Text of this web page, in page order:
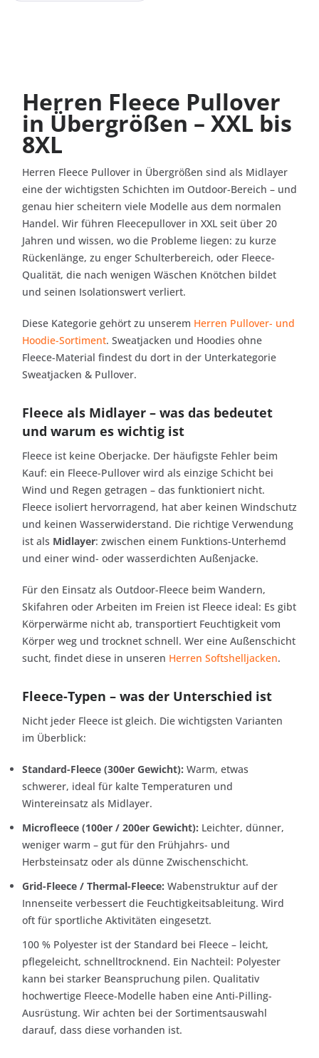
Herren Fleece Pullover
in Übergrößen – XXL bis
8XL
Herren Fleece Pullover in Übergrößen sind als Midlayer
eine der wichtigsten Schichten im Outdoor-Bereich – und
genau hier scheitern viele Modelle aus dem normalen
Handel. Wir führen Fleecepullover in XXL seit über 20
Jahren und wissen, wo die Probleme liegen: zu kurze
Rückenlänge, zu enger Schulterbereich, oder Fleece-
Qualität, die nach wenigen Wäschen Knötchen bildet
und seinen Isolationswert verliert.
Diese Kategorie gehört zu unserem Herren Pullover- und
Hoodie-Sortiment. Sweatjacken und Hoodies ohne
Fleece-Material findest du dort in der Unterkategorie
Sweatjacken & Pullover.
Fleece als Midlayer – was das bedeutet
und warum es wichtig ist
Fleece ist keine Oberjacke. Der häufigste Fehler beim
Kauf: ein Fleece-Pullover wird als einzige Schicht bei
Wind und Regen getragen – das funktioniert nicht.
Fleece isoliert hervorragend, hat aber keinen Windschutz
und keinen Wasserwiderstand. Die richtige Verwendung
ist als Midlayer: zwischen einem Funktions-Unterhemd
und einer wind- oder wasserdichten Außenjacke.
Für den Einsatz als Outdoor-Fleece beim Wandern,
Skifahren oder Arbeiten im Freien ist Fleece ideal: Es gibt
Körperwärme nicht ab, transportiert Feuchtigkeit vom
Körper weg und trocknet schnell. Wer eine Außenschicht
sucht, findet diese in unseren Herren Softshelljacken.
Fleece-Typen – was der Unterschied ist
Nicht jeder Fleece ist gleich. Die wichtigsten Varianten
im Überblick:
Standard-Fleece (300er Gewicht): Warm, etwas
schwerer, ideal für kalte Temperaturen und
Wintereinsatz als Midlayer.
Microfleece (100er / 200er Gewicht): Leichter, dünner,
weniger warm – gut für den Frühjahrs- und
Herbsteinsatz oder als dünne Zwischenschicht.
Grid-Fleece / Thermal-Fleece: Wabenstruktur auf der
Innenseite verbessert die Feuchtigkeitsableitung. Wird
oft für sportliche Aktivitäten eingesetzt.
100 % Polyester ist der Standard bei Fleece – leicht,
pflegeleicht, schnelltrocknend. Ein Nachteil: Polyester
kann bei starker Beanspruchung pilen. Qualitativ
hochwertige Fleece-Modelle haben eine Anti-Pilling-
Ausrüstung. Wir achten bei der Sortimentsauswahl
darauf, dass diese vorhanden ist.